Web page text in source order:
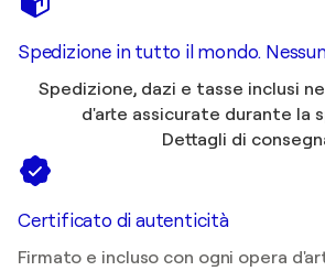
Spedizione in tutto il mondo.
Spedizione, dazi e tasse inclusi
d'arte assicurate durante la
Dettagli di
Certificato di autenticità
Firmato e incluso con ogni opera